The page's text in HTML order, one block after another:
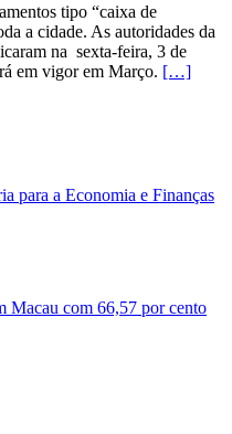
tipo “caixa de
a cidade. As autoridades da
na sexta-feira, 3 de
em vigor em Março. […]
para a Economia e Finanças
Macau com 66,57 por cento